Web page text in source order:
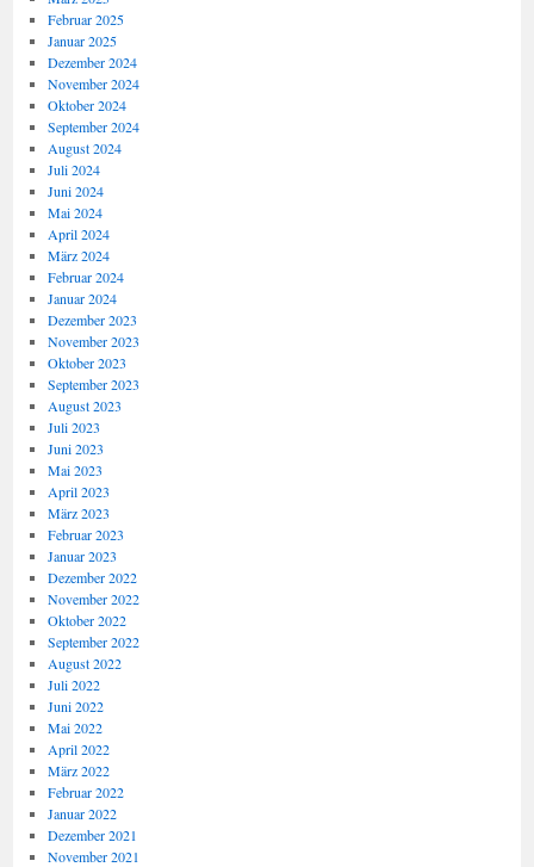
Februar 2025
Januar 2025
Dezember 2024
November 2024
Oktober 2024
September 2024
August 2024
Juli 2024
Juni 2024
Mai 2024
April 2024
März 2024
Februar 2024
Januar 2024
Dezember 2023
November 2023
Oktober 2023
September 2023
August 2023
Juli 2023
Juni 2023
Mai 2023
April 2023
März 2023
Februar 2023
Januar 2023
Dezember 2022
November 2022
Oktober 2022
September 2022
August 2022
Juli 2022
Juni 2022
Mai 2022
April 2022
März 2022
Februar 2022
Januar 2022
Dezember 2021
November 2021